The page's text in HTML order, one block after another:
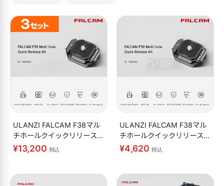
ULANZI FALCAM F38マル
チホールクイックリリースキ
ット 3404 3個セット
¥13,200 税込
ULANZI FALCAM F38マル
チホールクイックリリースキ
ット 3404
¥4,620 税込